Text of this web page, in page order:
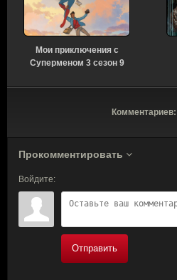
Мои приключения с
Суперменом 3 сезон 9
Онлайн]
Комментариев:
Прокомментировать
Войдите:
Отправить